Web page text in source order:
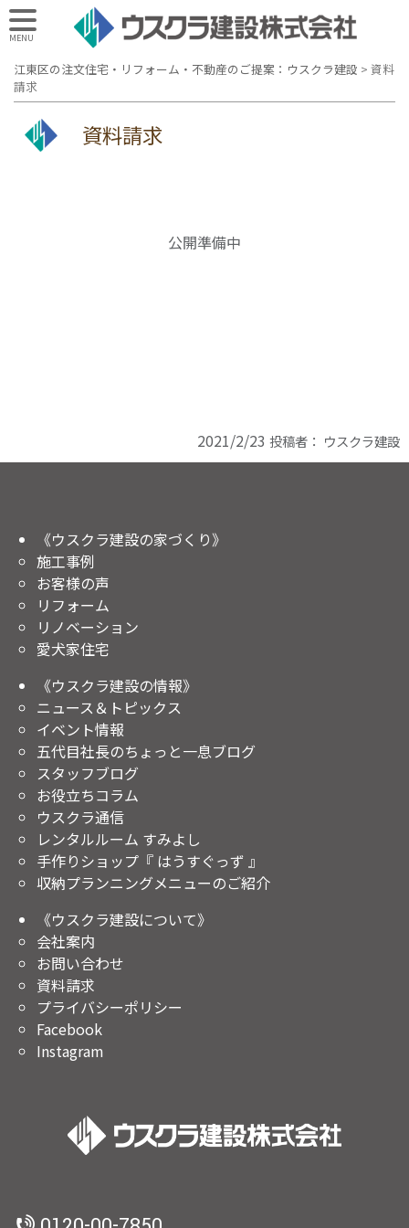
江東区の注文住宅・リフォーム・不動産のご提案：ウスクラ建設 > 資料
請求
資料請求
公開準備中
2021/2/23 投稿者： ウスクラ建設
MENU
《ウスクラ建設の家づくり》
施工事例
お客様の声
リフォーム
リノベーション
愛犬家住宅
《ウスクラ建設の情報》
ニュース＆トピックス
イベント情報
五代目社長のちょっと一息ブログ
スタッフブログ
お役立ちコラム
ウスクラ通信
レンタルルーム すみよし
手作りショップ『 はうすぐっず 』
収納プランニングメニューのご紹介
《ウスクラ建設について》
会社案内
お問い合わせ
資料請求
プライバシーポリシー
Facebook
Instagram